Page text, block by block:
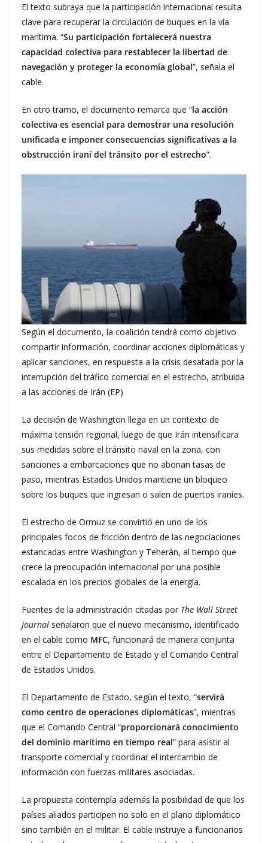
El texto subraya que la participación internacional resulta
clave para recuperar la circulación de buques en la vía
marítima. “Su participación fortalecerá nuestra
capacidad colectiva para restablecer la libertad de
navegación y proteger la economía global”, señala el
cable.
En otro tramo, el documento remarca que “la acción
colectiva es esencial para demostrar una resolución
unificada e imponer consecuencias significativas a la
obstrucción iraní del tránsito por el estrecho”.
Según el documento, la coalición tendrá como objetivo
compartir información, coordinar acciones diplomáticas y
aplicar sanciones, en respuesta a la crisis desatada por la
interrupción del tráfico comercial en el estrecho, atribuida
a las acciones de Irán (EP)
La decisión de Washington llega en un contexto de
máxima tensión regional, luego de que Irán intensificara
sus medidas sobre el tránsito naval en la zona, con
sanciones a embarcaciones que no abonan tasas de
paso, mientras Estados Unidos mantiene un bloqueo
sobre los buques que ingresan o salen de puertos iraníes.
El estrecho de Ormuz se convirtió en uno de los
principales focos de fricción dentro de las negociaciones
estancadas entre Washington y Teherán, al tiempo que
crece la preocupación internacional por una posible
escalada en los precios globales de la energía.
Fuentes de la administración citadas por The Wall Street
Journal señalaron que el nuevo mecanismo, identificado
en el cable como MFC, funcionará de manera conjunta
entre el Departamento de Estado y el Comando Central
de Estados Unidos.
El Departamento de Estado, según el texto, “servirá
como centro de operaciones diplomáticas”, mientras
que el Comando Central “proporcionará conocimiento
del dominio marítimo en tiempo real” para asistir al
transporte comercial y coordinar el intercambio de
información con fuerzas militares asociadas.
La propuesta contempla además la posibilidad de que los
países aliados participen no solo en el plano diplomático
sino también en el militar. El cable instruye a funcionarios